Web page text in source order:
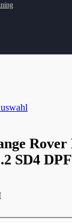
Rover
SD4 DPF